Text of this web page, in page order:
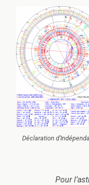
Déclaration
Pour